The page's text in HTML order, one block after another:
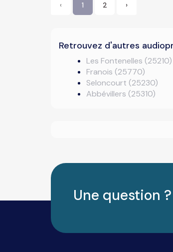
‹ 1 2 ›
Retrouvez d'autres
Les Fontenelles (25210)
Franois (25770)
Seloncourt (25230)
Abbévillers (25310)
Une question